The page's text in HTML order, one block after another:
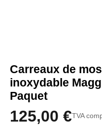
Carreaux de
inoxydable
Paquet
125,00 €TVA